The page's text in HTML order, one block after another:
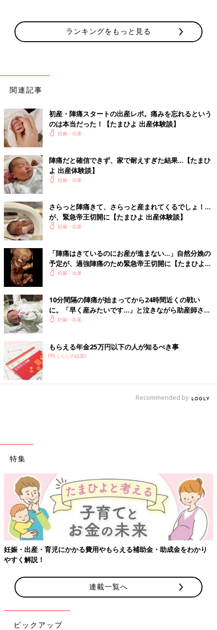
ランキングをもっと見る
関連記事
初産・陣痛スタートの出産レポ。痛みを忘れるという
のは本当だった！【たまひよ 出産体験談】
妊娠・出産
陣痛だと確信できず、家で耐えすぎた結果…【たまひ
よ 出産体験談】
妊娠・出産
さらっと陣痛きて、さらっと産まれてくるでしょ！…
が、緊急帝王切開に【たまひよ 出産体験談】
妊娠・出産
「陣痛はきているのにお産が進まない…」自然分娩の
予定が、過強陣痛のため緊急帝王切開に【たまひよ
出産体験談】
妊娠・出産
10分間隔の陣痛が始まってから24時間近くの戦い
に。「早く産みたいです…」と泣きながら助産師さん
に訴える【たまひよ 出産体験談】
妊娠・出産
もらえる年金25万円以下の人が知るべき事
PR(くらしの話題)
Recommended by
特集
【ワクチン接種できるものも】妊婦の感染症対策、知っておいて！
連載一覧へ
ピックアップ